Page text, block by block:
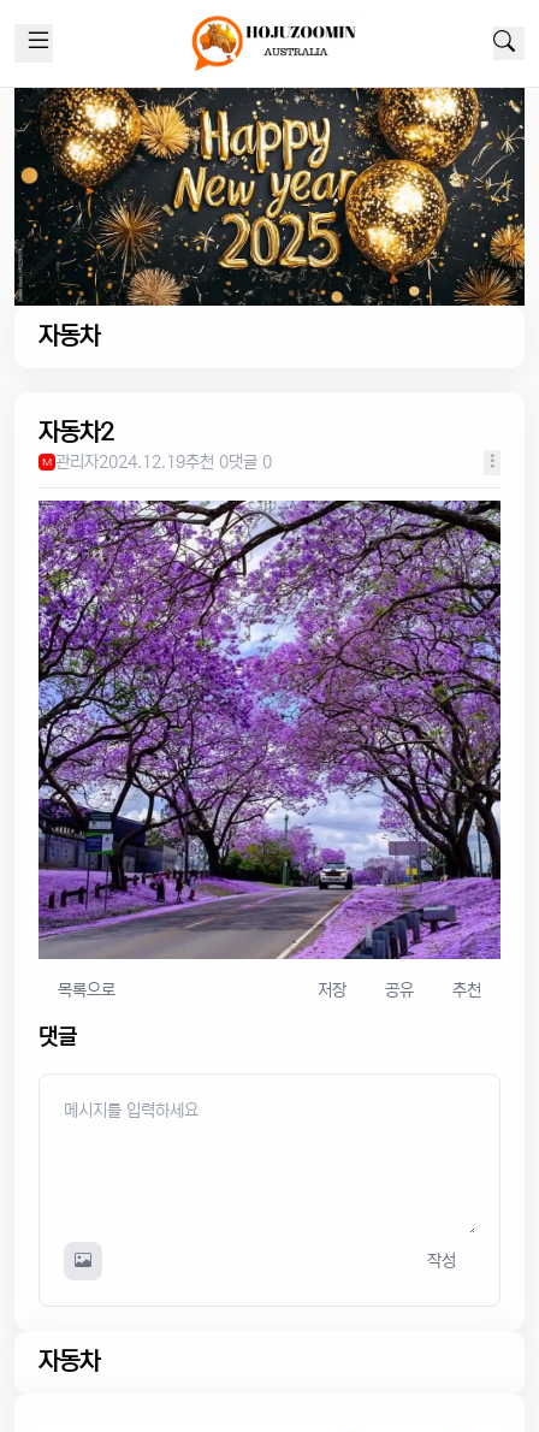
자동차
자동차2
M 관리자2024.12.19추천 0댓글 0
목록으로 저장 공유 추천
댓글
작성
자동차